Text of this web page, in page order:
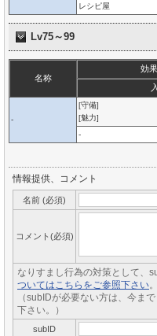
レシピ屋
Lv75～99
名称
効
-
[守備]
[魅力]
-
情報提供、コメント
名前 (必須)
コメント(必須)
なりすまし行為の対策として、
ついてはこちらをご参照下さい。
（subIDが必要ない方は、今ま
下さい。）
subID